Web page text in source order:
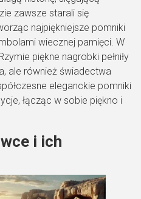
zawsze starali się
najpiękniejsze pomniki
wiecznej pamięci. W
piękne nagrobki pełniły
ale również świadectwa
eleganckie pomniki
łącząc w sobie piękno i
i ich